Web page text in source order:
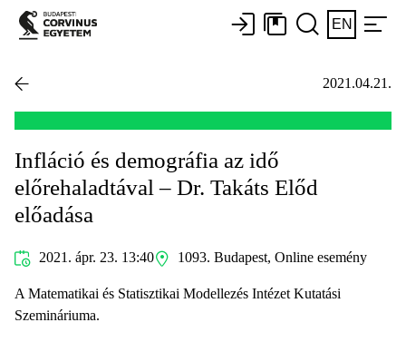
EN
2021.04.21.
Infláció és demográfia az idő
előrehaladtával – Dr. Takáts Előd
előadása
2021. ápr. 23. 13:40 1093. Budapest, Online esemény
A Matematikai és Statisztikai Modellezés Intézet Kutatási
Szemináriuma.